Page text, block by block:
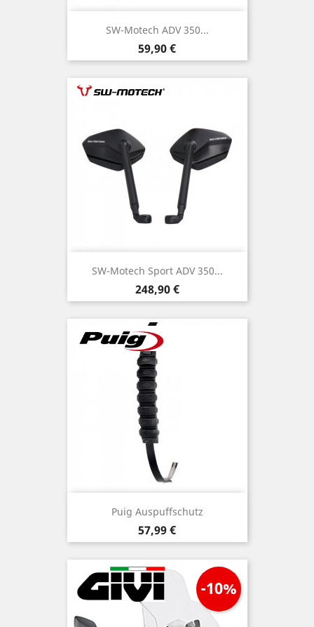
SW-Motech ADV 350...
Preis
59,90 €
SW-Motech Sport ADV 350...
Preis
248,90 €
Puig Auspuffschutz
Preis
57,99 €
-10%